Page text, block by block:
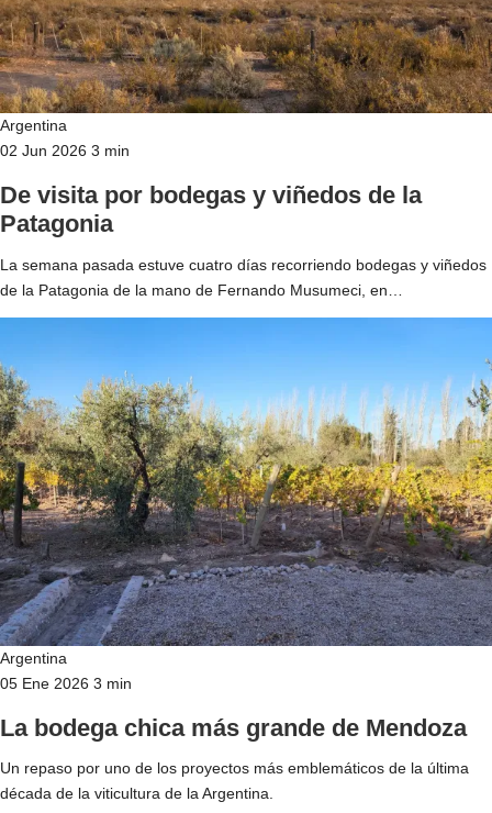
Argentina
02 Jun 2026 3 min
De visita por bodegas y viñedos de la
Patagonia
La semana pasada estuve cuatro días recorriendo bodegas y viñedos
de la Patagonia de la mano de Fernando Musumeci, en…
Argentina
05 Ene 2026 3 min
La bodega chica más grande de Mendoza
Un repaso por uno de los proyectos más emblemáticos de la última
década de la viticultura de la Argentina.